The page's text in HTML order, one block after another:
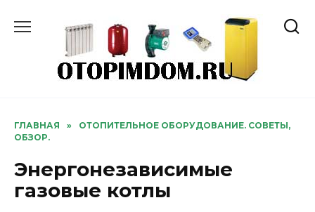
ГЛАВНАЯ »
ОТОПИТЕЛЬНОЕ ОБОРУДОВАНИЕ. СОВЕТЫ,
ОБЗОР.
Энергонезависимые
газовые котлы